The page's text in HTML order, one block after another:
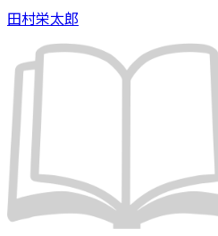
田村栄太郎